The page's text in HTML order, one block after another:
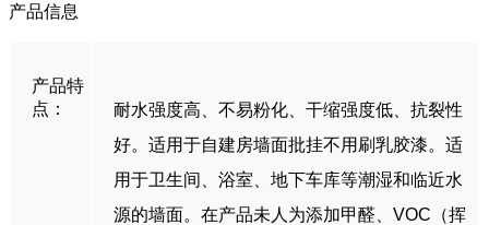
产品信息
产品特
点：
耐水强度高、不易粉化、干缩强度低、抗裂性
好。适用于自建房墙面批挂不用刷乳胶漆。适
用于卫生间、浴室、地下车库等潮湿和临近水
源的墙面。在产品未人为添加甲醛、VOC（挥